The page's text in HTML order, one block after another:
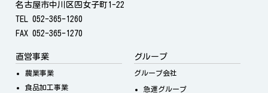
名古屋市中川区四女子町1-22
TEL 052-365-1260
FAX 052-365-1270
直営事業
農業事業
食品加工事業
グループ
グループ会社
急運グループ